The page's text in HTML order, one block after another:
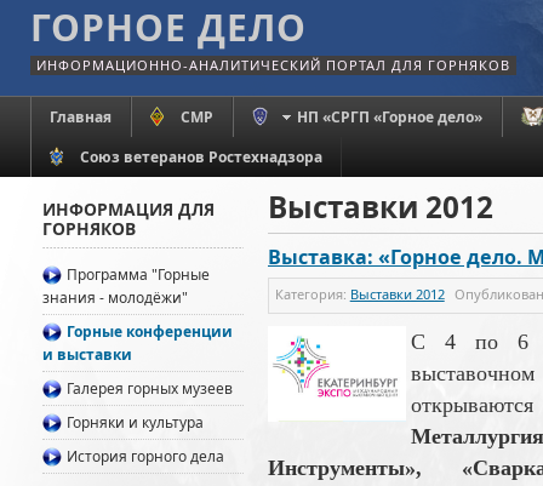
ГОРНОЕ ДЕЛО
ИНФОРМАЦИОННО-АНАЛИТИЧЕСКИЙ ПОРТАЛ ДЛЯ ГОРНЯКОВ
Главная СМР
НП «СРГП «Горное дело»
Союз ветеранов Ростехнадзора
Выставки 2012
Выставка: «Горное дело.
Категория: Выставки 2012
C 4 по 6
Инструменты»,
ИНФОРМАЦИЯ ДЛЯ
ГОРНЯКОВ
Программа "Горные
знания - молодёжи"
Горные конференции
и выставки
Галерея горных музеев
Горняки и культура
История горного дела